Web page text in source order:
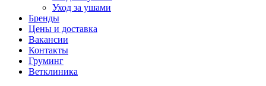
Уход за ушами
Бренды
Цены и доставка
Вакансии
Контакты
Груминг
Ветклиника